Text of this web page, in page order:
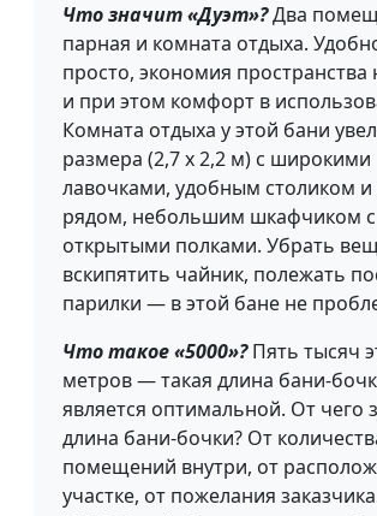
Что значит «Дуэт»?Два
парная и комната отдыха.
просто, экономия пространства
и при этом комфорт в
Комната отдыха у этой бани
размера (2,7 х 2,2 м) с широкими
лавочками, удобным столиком и
рядом, небольшим шкафчиком с
открытыми полками. Убрать
вскипятить чайник, полежать
парилки — в этой бане не
Что такое «5000»?Пять тысяч
метров — такая длина бани-
является оптимальной. От чего
длина бани-бочки? От
помещений внутри, от
участке, от пожелания